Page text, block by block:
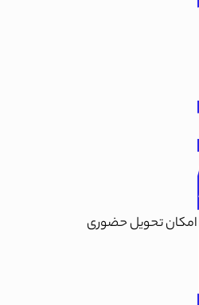
امکان تحویل حضوری